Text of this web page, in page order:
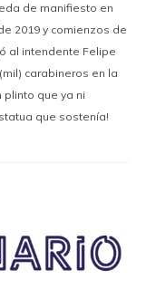
de manifiesto en
2019 y comienzos de
al intendente Felipe
carabineros en la
plinto que ya ni
que sostenía!